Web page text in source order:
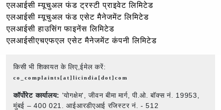
एलआईसी म्यूचुअल फंड ट्रस्टी प्राइवेट लिमिटेड
एलआईसी म्यूचुअल फंड एसेट मैनेजमेंट लिमिटेड
एलआईसी हाउसिंग फाइनेंस लिमिटेड
एलआईसीएचएफएल एसेट मैनेजमेंट कंपनी लिमिटेड
किसी भी शिकायत के लिए,ईमेल करें:
co_complaints[at]licindia[dot]com
कॉर्पोरेट कार्यालय: 'योगक्षेम', जीवन बीमा मार्ग, पी.ओ. बॉक्स नं. 19953,
मुंबई – 400 021. आईआरडीएआई रजिस्टर नं. - 512